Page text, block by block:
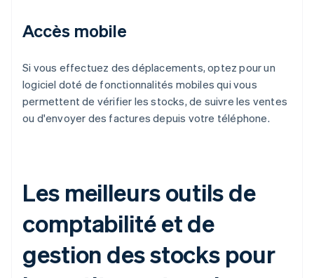
Accès mobile
Si vous effectuez des déplacements, optez pour un
logiciel doté de fonctionnalités mobiles qui vous
permettent de vérifier les stocks, de suivre les ventes
ou d'envoyer des factures depuis votre téléphone.
Les meilleurs outils de
comptabilité et de
gestion des stocks pour